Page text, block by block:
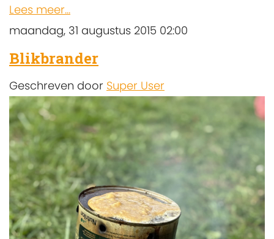
Lees meer...
maandag, 31 augustus 2015 02:00
Blikbrander
Geschreven door Super User